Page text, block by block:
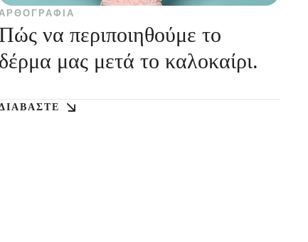
ΑΡΘΟΓΡΑΦΊΑ
να περιποιηθούμε το
δέρμα μας μετά το καλοκαίρι.